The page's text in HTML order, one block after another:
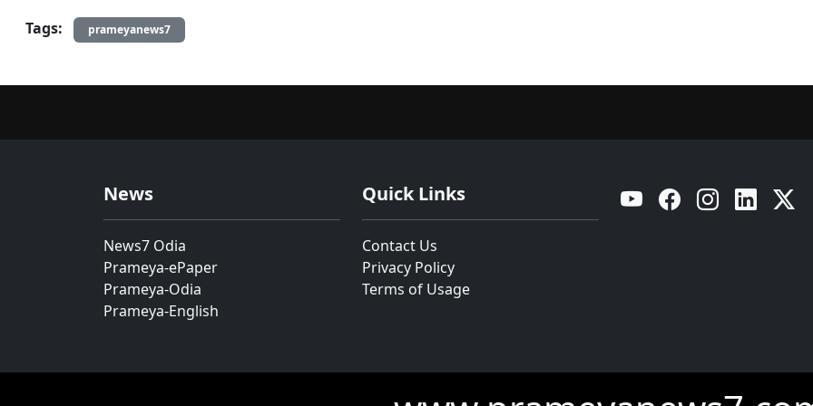
Tags: prameyanews7
News
News7 Odia
Prameya-ePaper
Prameya-Odia
Prameya-English
Quick Links
Contact Us
Privacy Policy
Terms of Usage
YouTube Facebook Instagram